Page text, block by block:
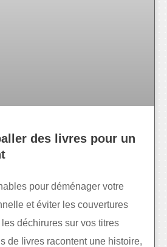
des livres pour un
pour déménager votre
et éviter les couvertures
déchirures sur vos titres
de livres racontent une histoire,